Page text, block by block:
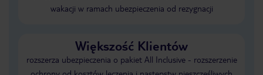
wakacji w ramach ubezpieczenia od rezygnacji
Większość Klientów
rozszerza ubezpieczenia o pakiet All Inclusive - rozszerzenie